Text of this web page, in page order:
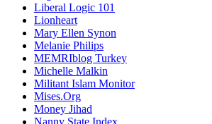
Liberal Logic 101
Lionheart
Mary Ellen Synon
Melanie Philips
MEMRIblog Turkey
Michelle Malkin
Militant Islam Monitor
Mises.Org
Money Jihad
Nanny State Index